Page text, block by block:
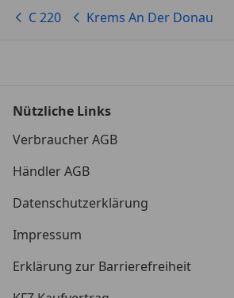
*Mild-Hybrid 162 kW (Motor 2,0 Ltr. -
*Reifendruck-Kontrollsystem
*Rußpartikelfilter
*Rücksitzlehne geteilt / klappbar
C 220 Krems An Der Donau
Nützliche Links
Verbraucher AGB
Händler AGB
Datenschutzerklärung
Impressum
Erklärung zur Barrierefreiheit